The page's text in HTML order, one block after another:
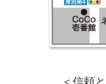
＜信頼